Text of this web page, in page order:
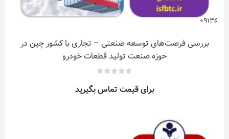
بررسی فرصت‌های توسعه صنعتی – تجاری با کشور چین در
حوزه صنعت تولید قطعات خودرو
out
of
برای قیمت تماس بگیرید